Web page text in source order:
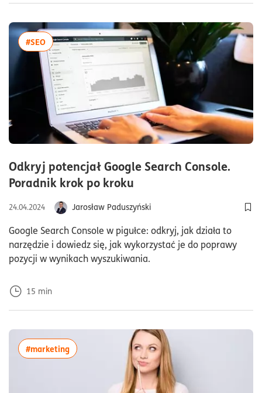
Odkryj potencjał Google Search Console.
Poradnik krok po kroku
24.04.2024
Jarosław Paduszyński
Google Search Console w pigułce: odkryj, jak działa to
narzędzie i dowiedz się, jak wykorzystać je do poprawy
pozycji w wynikach wyszukiwania.
15 min
#SEOwięcej artykułów z tagiem:#SEO
#marketingwięcej artykułów z tagiem:#marketing